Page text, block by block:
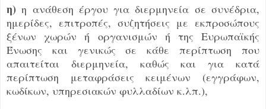
η) η ανάθεση έργου για διερμηνεία σε συνέδρια,
ημερίδες, επιτροπές, συζητήσεις με εκπροσώπους
ξένων χωρών ή οργανισμών ή της Ευρωπαϊκής
Ένωσης και γενικώς σε κάθε περίπτωση που
απαιτείται διερμηνεία, καθώς και για κατά
περίπτωση μεταφράσεις κειμένων (εγγράφων,
κωδίκων, υπηρεσιακών φυλλαδίων κ.λπ.),